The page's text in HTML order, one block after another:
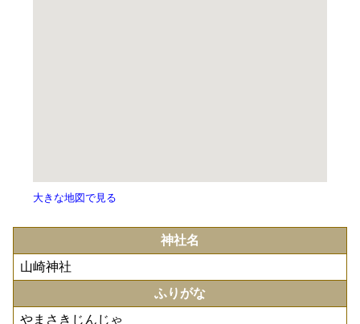
大きな地図で見る
神社名
山崎神社
ふりがな
やまさきじんじゃ